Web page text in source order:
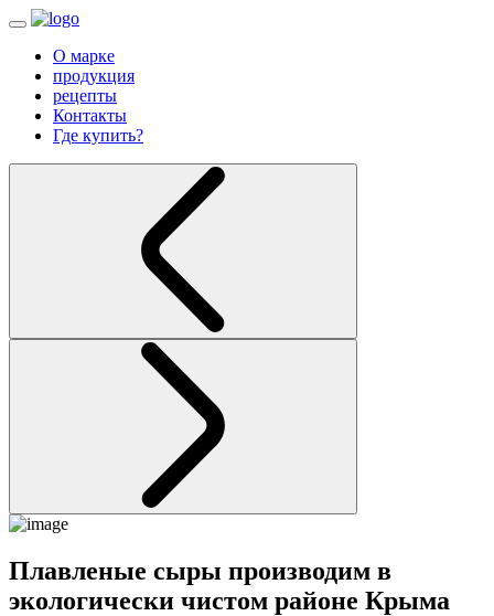
О марке
продукция
рецепты
Контакты
Где купить?
Плавленые сыры производим в
экологически чистом районе Крыма